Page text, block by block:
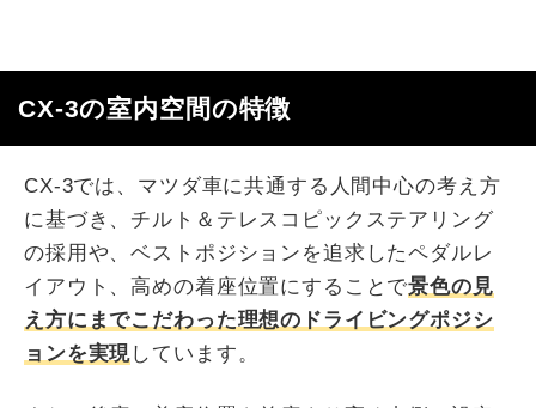
CX-3の室内空間の特徴
CX-3では、マツダ車に共通する人間中心の考え方
に基づき、チルト＆テレスコピックステアリング
の採用や、ベストポジションを追求したペダルレ
イアウト、高めの着座位置にすることで景色の見
え方にまでこだわった理想のドライビングポジシ
ョンを実現しています。